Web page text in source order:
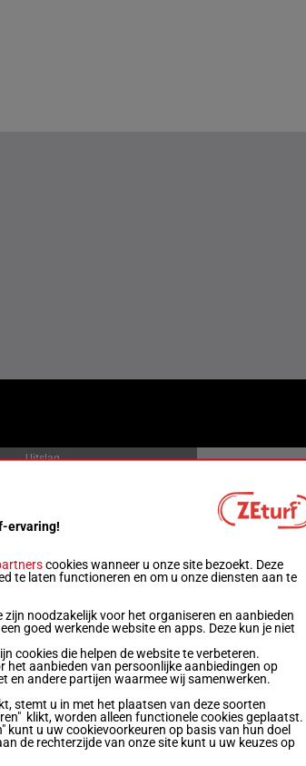
Uitslag
uitslag:
uitslag: 1 - 7 - 6 Uitslagen
uitslag: 1 - 8 - 2 Uitslagen
uitslag: 5 - 1 - 3 Uitslagen
uitslag: 2 - 4 - 11 Uitslagen
ervaring!
cookies wanneer u onze site bezoekt. Deze
te laten functioneren en om u onze diensten aan te
zijn noodzakelijk voor het organiseren en aanbieden
goed werkende website en apps. Deze kun je niet
cookies die helpen de website te verbeteren.
het aanbieden van persoonlijke aanbiedingen op
en andere partijen waarmee wij samenwerken.
stemt u in met het plaatsen van deze soorten
klikt, worden alleen functionele cookies geplaatst.
kunt u uw cookievoorkeuren op basis van hun doel
de rechterzijde van onze site kunt u uw keuzes op